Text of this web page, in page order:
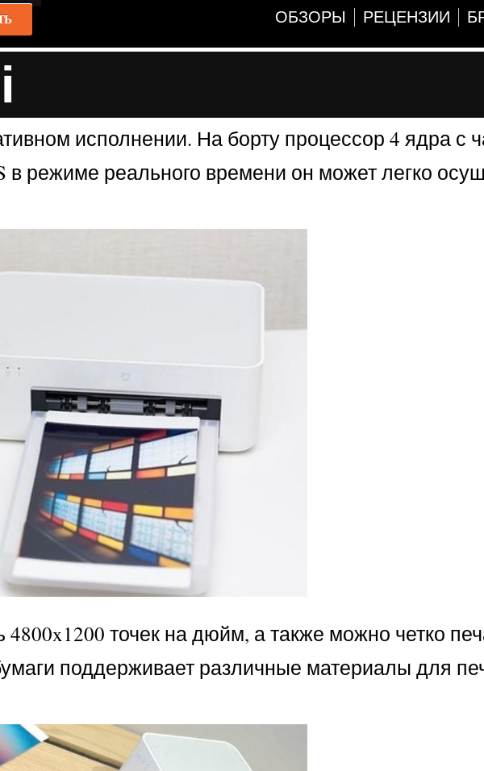
ОБЗОРЫ РЕЦЕНЗИИ
исполнении. На борту процессор 4 ядра с
режиме реального времени он может легко
точек на дюйм, а также можно четко
поддерживает различные материалы для